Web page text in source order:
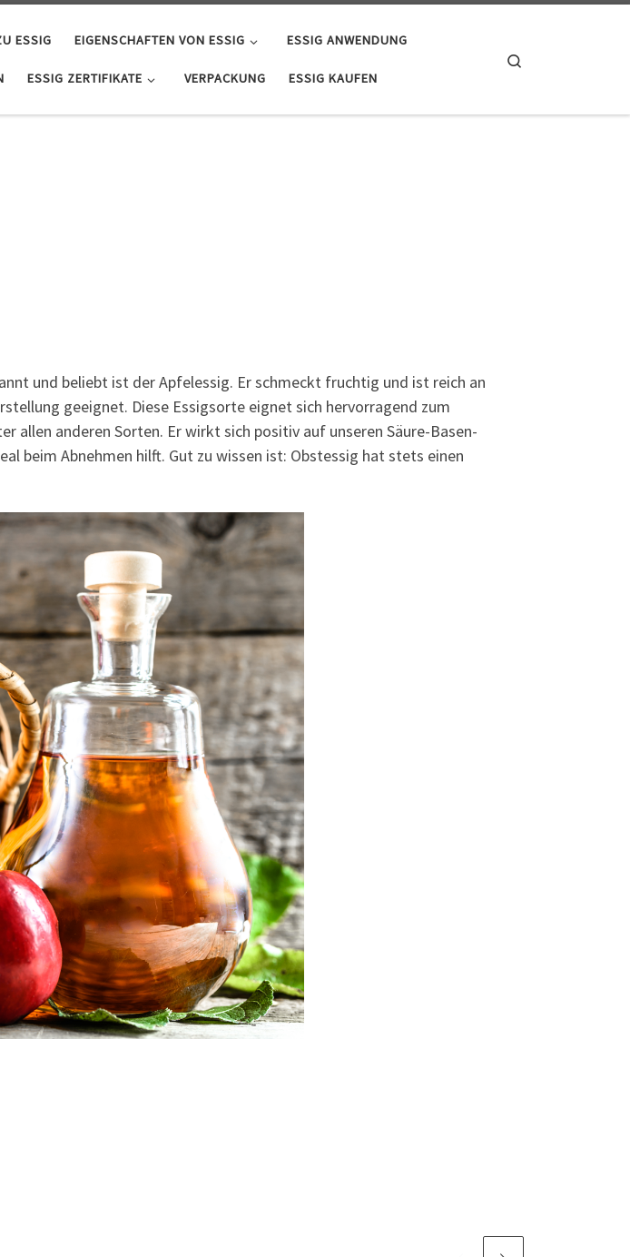
ESSIG EIGENSCHAFTEN VON ESSIG ESSIG ANWENDUNG
ESSIG ZERTIFIKATE VERPACKUNG ESSIG KAUFEN
und beliebt ist der Apfelessig. Er schmeckt fruchtig und ist reich an
geeignet. Diese Essigsorte eignet sich hervorragend zum
allen anderen Sorten. Er wirkt sich positiv auf unseren Säure-Basen-
beim Abnehmen hilft. Gut zu wissen ist: Obstessig hat stets einen